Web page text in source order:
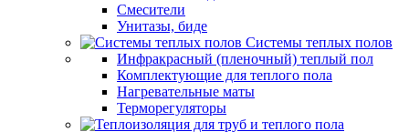
Смесители
Унитазы, биде
Системы теплых полов
Инфракрасный (пленочный) теплый пол
Комплектующие для теплого пола
Нагревательные маты
Терморегуляторы